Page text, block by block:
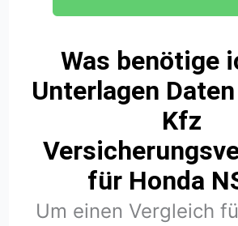
Was benötige
Unterlagen
Kfz
für Honda
Um einen Vergleich